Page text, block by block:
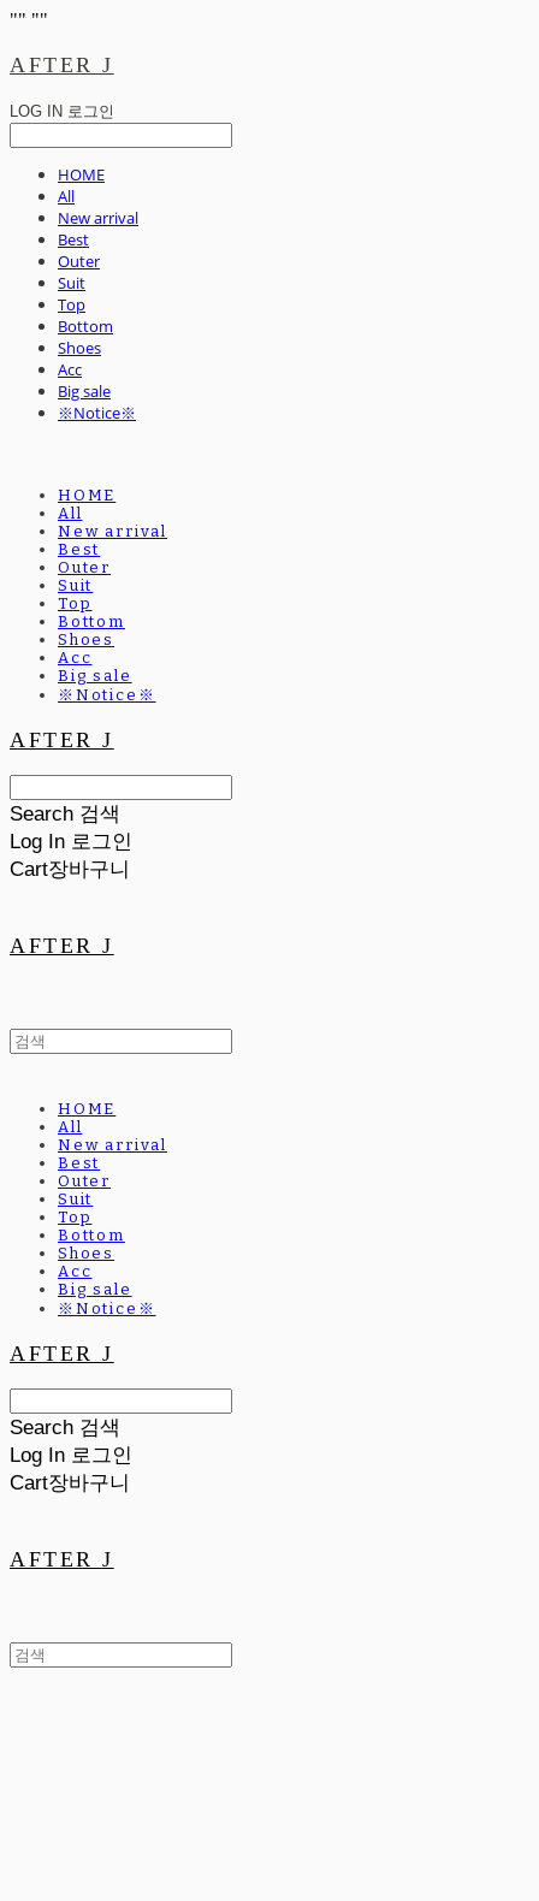
"" ""
AFTER J
LOG IN 로그인
HOME
All
New arrival
Best
Outer
Suit
Top
Bottom
Shoes
Acc
Big sale
※Notice※
HOME
All
New arrival
Best
Outer
Suit
Top
Bottom
Shoes
Acc
Big sale
※Notice※
AFTER J
Search 검색
Log In 로그인
Cart장바구니
AFTER J
HOME
All
New arrival
Best
Outer
Suit
Top
Bottom
Shoes
Acc
Big sale
※Notice※
AFTER J
Search 검색
Log In 로그인
Cart장바구니
AFTER J